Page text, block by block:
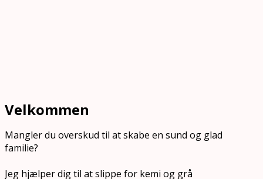
Velkommen
Mangler du overskud til at skabe en sund og glad
familie?
Jeg hjælper dig til at slippe for kemi og grå